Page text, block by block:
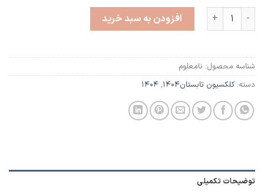
دلوار عدد افزودن به سبد خرید
شناسه محصول: نامعلوم
دسته:کلکسیون تابستان1404 , ۱۴۰۴
توضیحات تکمیلی